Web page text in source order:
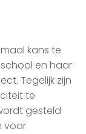
kans te
en haar
Tegelijk zijn
te
gesteld
voor